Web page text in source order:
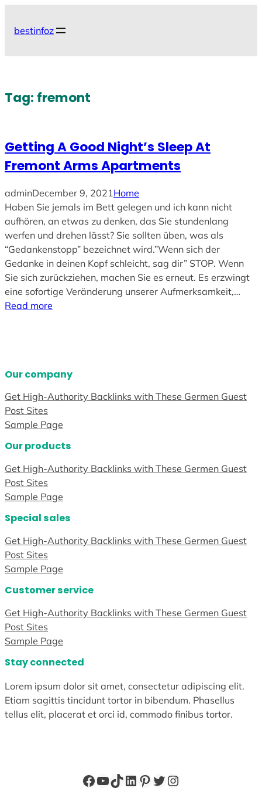
bestinfoz
Tag: fremont
Getting A Good Night’s Sleep At
Fremont Arms Apartments
adminDecember 9, 2021Home
Haben Sie jemals im Bett gelegen und ich kann nicht
aufhören, an etwas zu denken, das Sie stundenlang
werfen und drehen lässt? Sie sollten üben, was als
“Gedankenstopp” bezeichnet wird.”Wenn sich der
Gedanke in deinen Kopf schleicht, sag dir” STOP. Wenn
Sie sich zurückziehen, machen Sie es erneut. Es erzwingt
eine sofortige Veränderung unserer Aufmerksamkeit,…
Read more
Our company
Get High-Authority Backlinks with These Germen Guest
Post Sites
Sample Page
Our products
Get High-Authority Backlinks with These Germen Guest
Post Sites
Sample Page
Special sales
Get High-Authority Backlinks with These Germen Guest
Post Sites
Sample Page
Customer service
Get High-Authority Backlinks with These Germen Guest
Post Sites
Sample Page
Stay connected
Lorem ipsum dolor sit amet, consectetur adipiscing elit.
Etiam sagittis tincidunt tortor in bibendum. Phasellus
tellus elit, placerat et orci id, commodo finibus tortor.
Facebook
YouTube
TikTok
LinkedIn
Pinterest
Twitter
Instagram